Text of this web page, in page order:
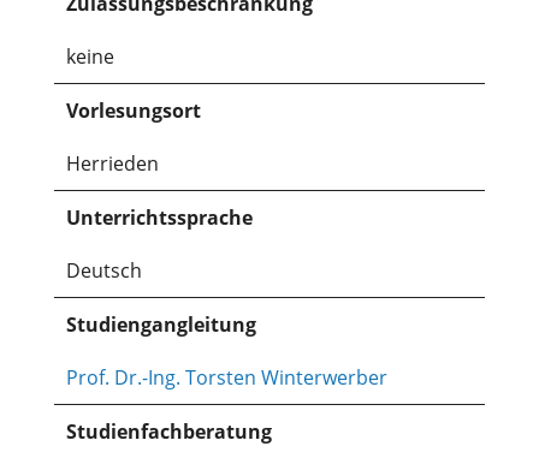
keine
Vorlesungsort
Herrieden
Unterrichtssprache
Deutsch
Studiengangleitung
Prof. Dr.-Ing. Torsten Winterwerber
Studienfachberatung